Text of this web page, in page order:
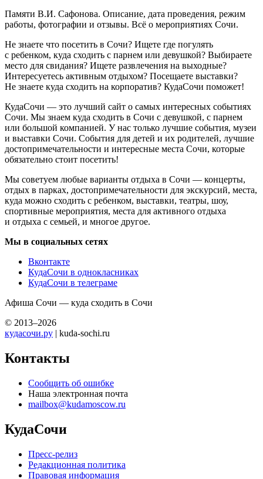
Памяти В.И. Сафонова. Описание, дата проведения, режим
работы, фотографии и отзывы. Всё о мероприятиях Сочи.
Не знаете что посетить в Сочи? Ищете где погулять
с ребенком, куда сходить с парнем или девушкой? Выбираете
место для свидания? Ищете развлечения на выходные?
Интересуетесь активным отдыхом? Посещаете выставки?
Не знаете куда сходить на корпоратив? КудаСочи поможет!
КудаСочи — это лучший сайт о самых интересных событиях
Сочи. Мы знаем куда сходить в Сочи с девушкой, с парнем
или большой компанией. У нас только лучшие события, музеи
и выставки Сочи. События для детей и их родителей, лучшие
достопримечательности и интересные места Сочи, которые
обязательно стоит посетить!
Мы советуем любые варианты отдыха в Сочи — концерты,
отдых в парках, достопримечательности для экскурсий, места,
куда можно сходить с ребенком, выставки, театры, шоу,
спортивные мероприятия, места для активного отдыха
и отдыха с семьей, и многое другое.
Мы в социальных сетях
Вконтакте
КудаСочи в однокласниках
КудаСочи в телеграме
Афиша Сочи — куда сходить в Сочи
© 2013–2026
кудасочи.ру | kuda-sochi.ru
Контакты
Сообщить об ошибке
Наша электронная почта
mailbox@kudamoscow.ru
КудаСочи
Пресс-релиз
Редакционная политика
Правовая информация